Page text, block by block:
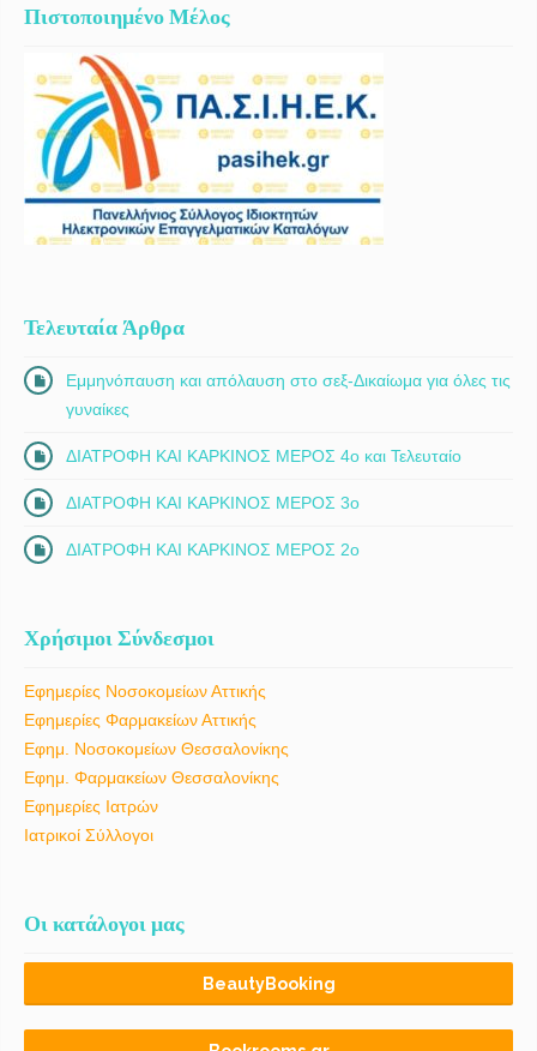
Πιστοποιημένο Μέλος
Τελευταία Άρθρα
Εμμηνόπαυση και απόλαυση στο σεξ-Δικαίωμα για όλες τις
γυναίκες
ΔΙΑΤΡΟΦΗ ΚΑΙ ΚΑΡΚΙΝΟΣ ΜΕΡΟΣ 4ο και Τελευταίο
ΔΙΑΤΡΟΦΗ ΚΑΙ ΚΑΡΚΙΝΟΣ ΜΕΡΟΣ 3ο
ΔΙΑΤΡΟΦΗ ΚΑΙ ΚΑΡΚΙΝΟΣ ΜΕΡΟΣ 2ο
Χρήσιμοι Σύνδεσμοι
Εφημερίες Νοσοκομείων Αττικής
Εφημερίες Φαρμακείων Αττικής
Εφημ. Νοσοκομείων Θεσσαλονίκης
Εφημ. Φαρμακείων Θεσσαλονίκης
Εφημερίες Ιατρών
Ιατρικοί Σύλλογοι
Οι κατάλογοι μας
BeautyBooking